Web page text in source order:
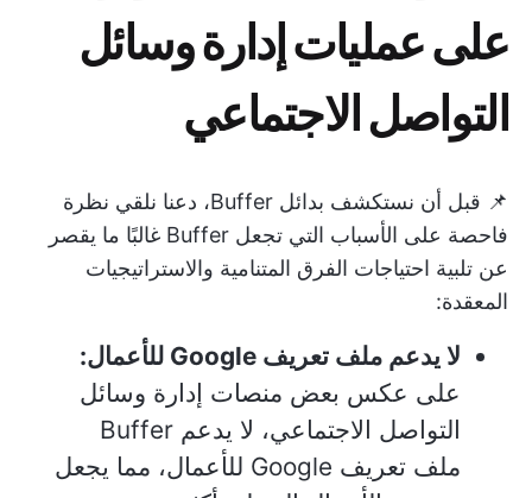
على عمليات إدارة وسائل
التواصل الاجتماعي
📌 قبل أن نستكشف بدائل Buffer، دعنا نلقي نظرة
فاحصة على الأسباب التي تجعل Buffer غالبًا ما يقصر
عن تلبية احتياجات الفرق المتنامية والاستراتيجيات
المعقدة:
لا يدعم ملف تعريف Google للأعمال:
على عكس بعض منصات إدارة وسائل
التواصل الاجتماعي، لا يدعم Buffer
ملف تعريف Google للأعمال، مما يجعل